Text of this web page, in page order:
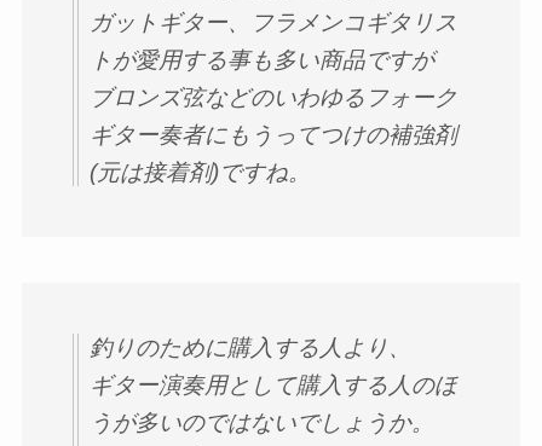
ガットギター、フラメンコギタリス
トが愛用する事も多い商品ですが
ブロンズ弦などのいわゆるフォーク
ギター奏者にもうってつけの補強剤
(元は接着剤)ですね。
釣りのために購入する人より、
ギター演奏用として購入する人のほ
うが多いのではないでしょうか。